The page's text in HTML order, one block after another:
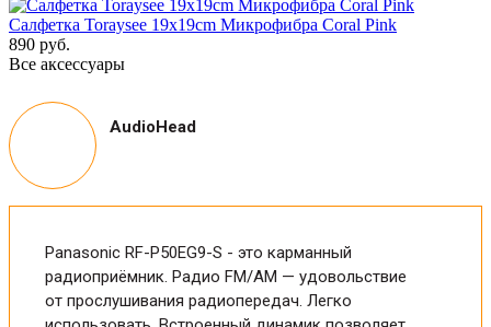
Салфетка Toraysee 19x19cm Микрофибра Coral Pink
890 руб.
Все аксессуары
AudioHead
Panasonic RF-P50EG9-S - это карманный
радиоприёмник. Радио FM/AM — удовольствие
от прослушивания радиопередач. Легко